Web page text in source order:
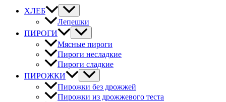
ХЛЕБ
Лепешки
ПИРОГИ
Мясные пироги
Пироги несладкие
Пироги сладкие
ПИРОЖКИ
Пирожки без дрожжей
Пирожки из дрожжевого теста